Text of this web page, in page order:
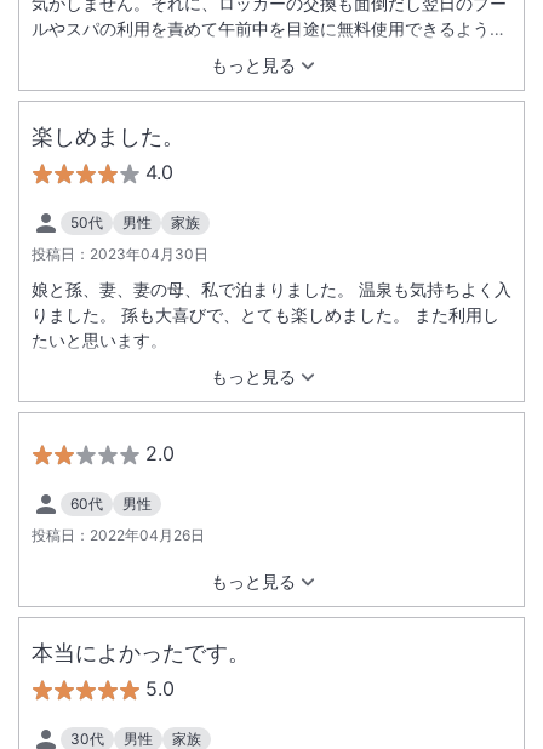
もっと見る
ルやスパの利用を責めて午前中を目途に無料使用できるように
検討するべきだと思います。茨城の施設を研究されたら良いか
と思います。遊具に関しては良いと思いますが、床の清掃を２
～３時間おきに行うべきです。（焼きそばなど食べ物を踏んで
しまいます）
楽しめました。
4.0
50代 男性
家族
投稿日： 2023年04月30日
もっと見る
娘と孫、妻、妻の母、私で泊まりました。 温泉も気持ちよく入
りました。 孫も大喜びで、とても楽しめました。 また利用し
たいと思います。
2.0
60代
男性
投稿日： 2022年04月26日
もっと見る
本当によかったです。
5.0
30代 男性
家族